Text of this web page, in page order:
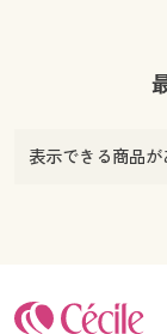
表示できる商品が